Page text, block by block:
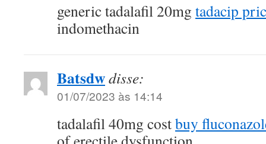
generic tadalafil 20mg tadacip
indomethacin
Batsdwdisse:
01/07/2023 às 14:14
tadalafil 40mg costbuy